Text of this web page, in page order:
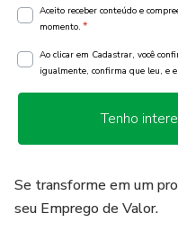
Aceito receber conteúdo e
momento. *
Ao clicar em Cadastrar, você
igualmente, confirma que leu, e
Tenho
Se transforme em um
seu Emprego de Valor.